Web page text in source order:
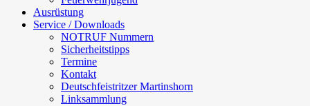
Ausrüstung
Service / Downloads
NOTRUF Nummern
Sicherheitstipps
Termine
Kontakt
Deutschfeistritzer Martinshorn
Linksammlung